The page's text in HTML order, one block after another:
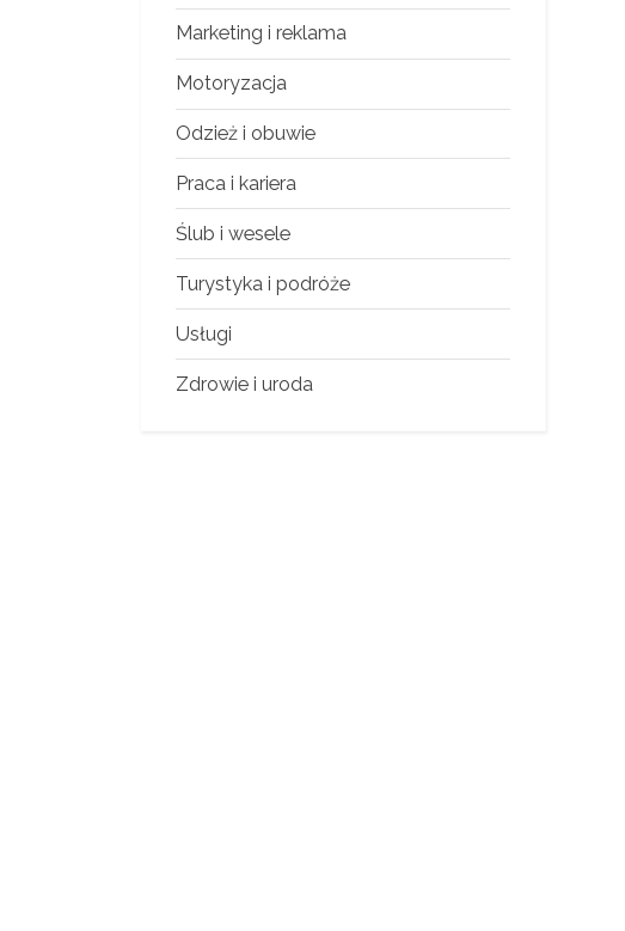
Marketing i reklama
Motoryzacja
Odzież i obuwie
Praca i kariera
Ślub i wesele
Turystyka i podróże
Usługi
Zdrowie i uroda